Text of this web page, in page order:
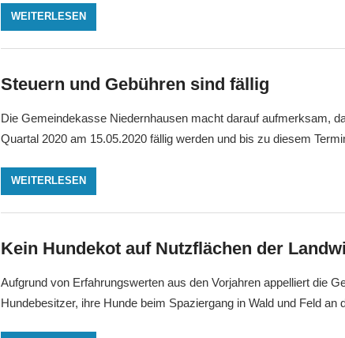
WEITERLESEN
Steuern und Gebühren sind fällig
Die Gemeindekasse Niedernhausen macht darauf aufmerksam,
Quartal 2020 am 15.05.2020 fällig werden und bis zu diesem
WEITERLESEN
Kein Hundekot auf Nutzflächen der
Aufgrund von Erfahrungswerten aus den Vorjahren appelliert die
Hundebesitzer, ihre Hunde beim Spaziergang in Wald und Feld an